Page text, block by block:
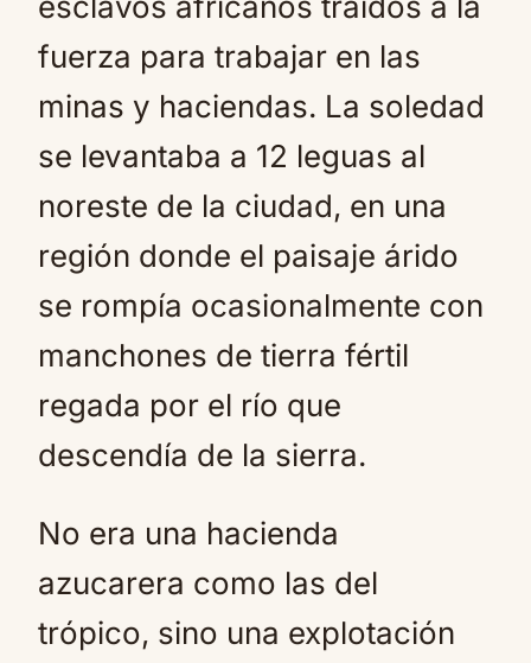
fuerza para trabajar en las
minas y haciendas. La soledad
se levantaba a 12 leguas al
noreste de la ciudad, en una
región donde el paisaje árido
se rompía ocasionalmente con
manchones de tierra fértil
regada por el río que
descendía de la sierra.
No era una hacienda
azucarera como las del
trópico, sino una explotación